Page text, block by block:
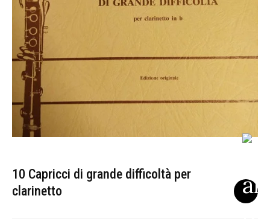
10 Capricci di grande difficoltà per
clarinetto